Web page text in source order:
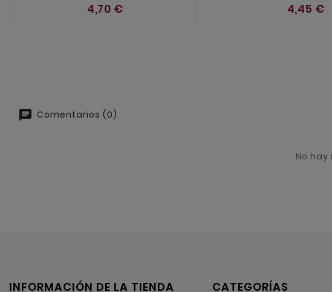
4,70 € 4,45 €
Comentarios (0)
No
INFORMACIÓN DE LA TIENDA CATEGORÍAS